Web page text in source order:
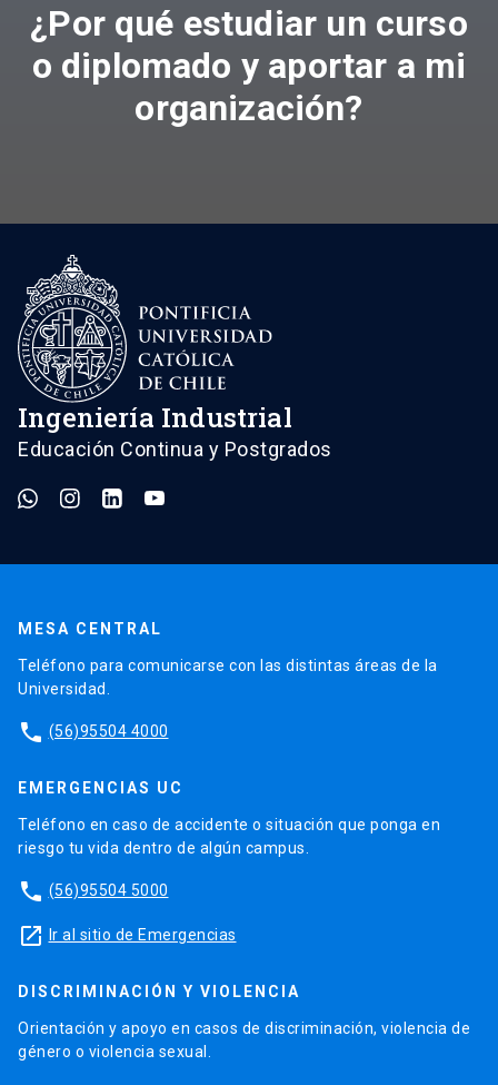
¿Por qué estudiar un curso
o diplomado y aportar a mi
organización?
Ingeniería Industrial
Educación Continua y Postgrados
MESA CENTRAL
Teléfono para comunicarse con las distintas áreas de la
Universidad.
phone (56)95504 4000
EMERGENCIAS UC
Teléfono en caso de accidente o situación que ponga en
riesgo tu vida dentro de algún campus.
phone (56)95504 5000
launch Ir al sitio de Emergencias
DISCRIMINACIÓN Y VIOLENCIA
Orientación y apoyo en casos de discriminación, violencia de
género o violencia sexual.